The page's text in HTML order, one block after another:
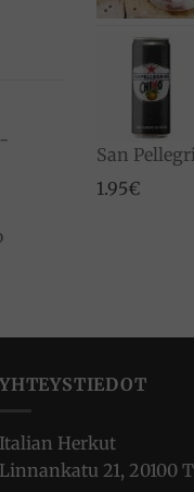
San
1.95€
YHTEYSTIEDOT
Italian Herkut
Linnankatu 21, 20100